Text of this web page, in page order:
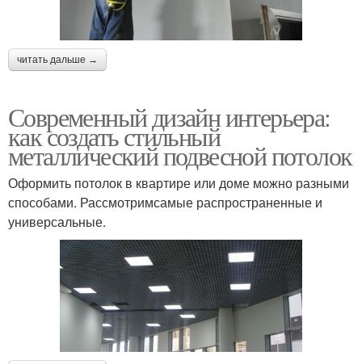
читать дальше →
Современный дизайн интерьера:
как создать стильный
металлический подвесной потолок
Оформить потолок в квартире или доме можно разными
способами. Рассмотримсамые распространенные и
универсальные.